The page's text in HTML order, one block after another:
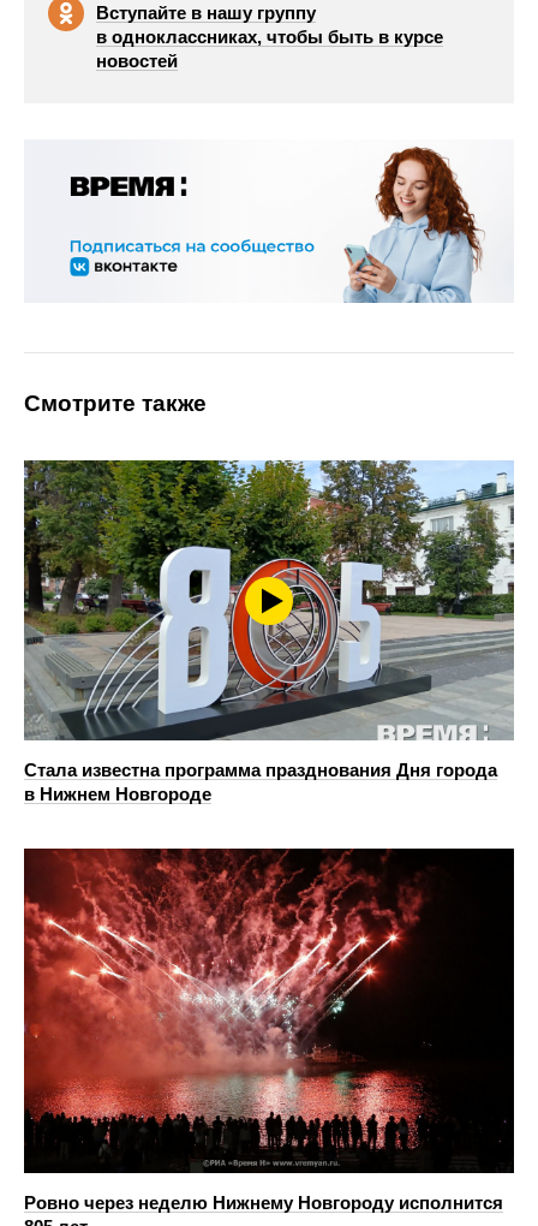
Вступайте в нашу группу
в одноклассниках, чтобы быть в курсе
новостей
Смотрите также
Стала известна программа празднования Дня города
в Нижнем Новгороде
Ровно через неделю Нижнему Новгороду исполнится